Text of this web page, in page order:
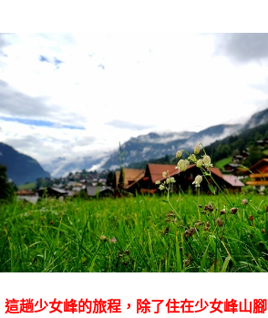
這趟少女峰的旅程，除了住在少女峰山